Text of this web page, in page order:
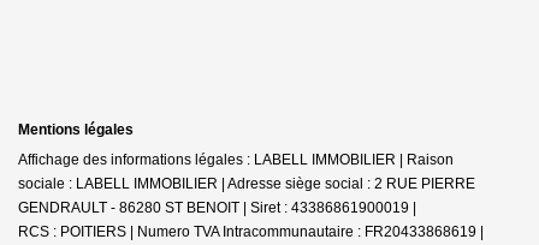
Mentions légales
Affichage des informations légales : LABELL IMMOBILIER | Raison
sociale : LABELL IMMOBILIER | Adresse siège social : 2 RUE PIERRE
GENDRAULT - 86280 ST BENOIT | Siret : 43386861900019 |
RCS : POITIERS | Numero TVA Intracommunautaire : FR20433868619 |